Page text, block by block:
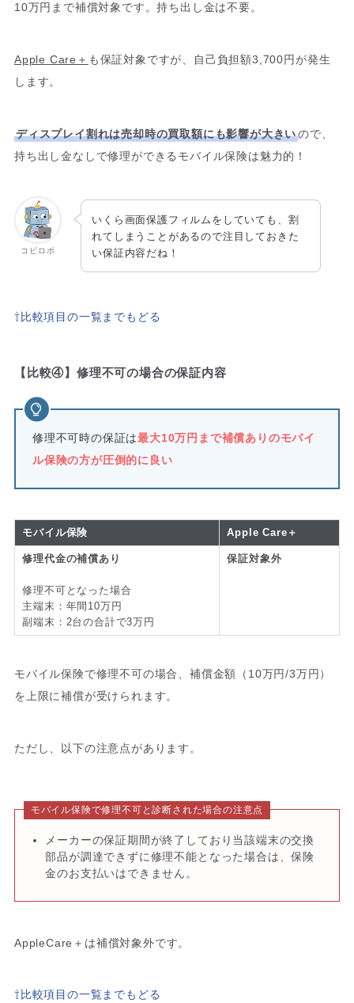
10万円まで補償対象です。持ち出し金は不要。
Apple Care＋ も保証対象ですが、自己負担額3,700円が発生
します。
ディスプレイ割れは売却時の買取額にも影響が大きいので、
持ち出し金なしで修理ができるモバイル保険は魅力的！
コビロボ
いくら画面保護フィルムをしていても、割
れてしまうことがあるので注目しておきた
い保証内容だね！
⇧比較項目の一覧までもどる
【比較④】修理不可の場合の保証内容
修理不可時の保証は最大10万円まで補償ありのモバイ
ル保険の方が圧倒的に良い
モバイル保険 Apple Care＋
修理代金の補償あり
修理不可となった場合
主端末：年間10万円
副端末：2台の合計で3万円
保証対象外
モバイル保険で修理不可の場合、補償金額（10万円/3万円）
を上限に補償が受けられます。
ただし、以下の注意点があります。
モバイル保険で修理不可と診断された場合の注意点
メーカーの保証期間が終了しており当該端末の交換
部品が調達できずに修理不能となった場合は、保険
金のお支払いはできません。
AppleCare＋は補償対象外です。
⇧比較項目の一覧までもどる